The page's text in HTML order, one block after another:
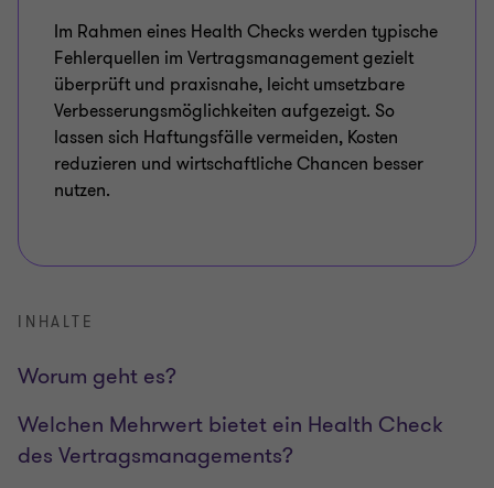
Im Rahmen eines Health Checks werden typische
Fehlerquellen im Vertragsmanagement gezielt
überprüft und praxisnahe, leicht umsetzbare
Verbesserungsmöglichkeiten aufgezeigt. So
lassen sich Haftungsfälle vermeiden, Kosten
reduzieren und wirtschaftliche Chancen besser
nutzen.
INHALTE
Worum geht es?
Welchen Mehrwert bietet ein Health Check
des Vertragsmanagements?